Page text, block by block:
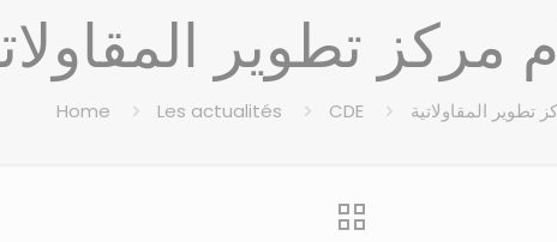
مركز تطوير
Home Les actualités CDE تطوير المقاولاتية